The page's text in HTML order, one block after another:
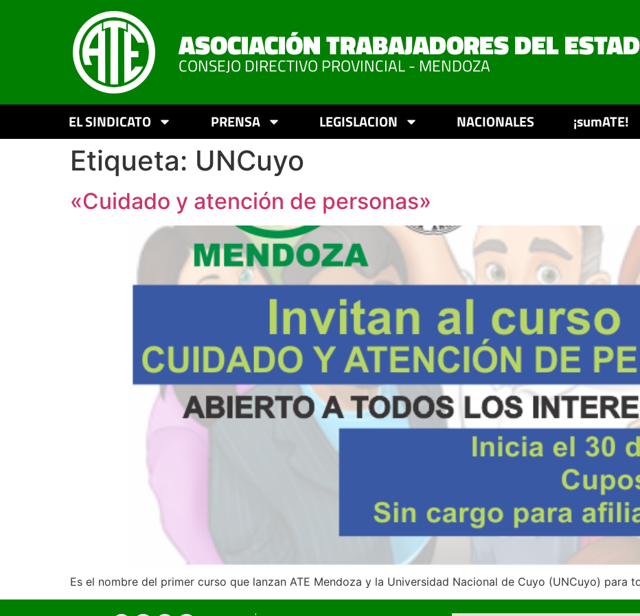
ASOCIACIÓN TRABAJADORES DEL
CONSEJO DIRECTIVO PROVINCIAL - MENDOZA
EL SINDICATO PRENSA LEGISLACION NACIONALES ¡sumATE!
Etiqueta: UNCuyo
«Cuidado y atención de personas»
Es el nombre del primer curso que lanzan ATE Mendoza y la Universidad Nacional de Cuyo (UNCuyo) para